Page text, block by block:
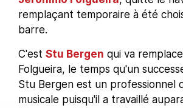
remplaçant temporaire à été
barre.
C'est Stu Bergen qui va
Folgueira, le temps qu'un
Stu Bergen est un professionnel
musicale puisqu'il a travaillé